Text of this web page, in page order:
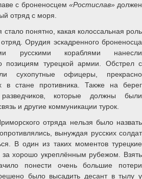
с броненосцем «Ростислав»должен
отряд с моря.
понятно, какая колоссальная роль
Орудия эскадренного броненосца
русскими кораблями нанесли
позициям турецкой армии. Обстрел с
сухопутные офицеры, прекрасно
в стане противника. Также на берег
которые должны были
и другие коммуникации турок.
отряда нельзя было назвать
вынуждая русских солдат
В один из таких моментов турецкие
хорошо укреплённым рубежом. Взять
понести очень большие потери
было высадить десант в тылу у